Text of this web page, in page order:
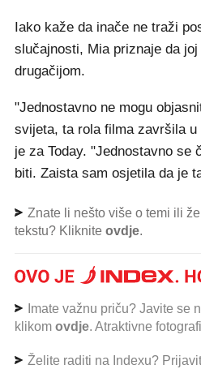
Iako kaže da inače ne traži
slučajnosti, Mia priznaje da
drugačijom.
"Jednostavno ne mogu
svijeta, ta rola filma završila
je za Today. "Jednostavno se
biti. Zaista sam osjetila da je
Znate li nešto više o temi ili
tekstu? Kliknite ovdje.
Imate važnu priču? Javite se
klikom ovdje. Atraktivne
Želite raditi na Indexu?